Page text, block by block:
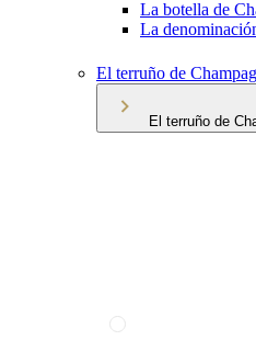
La botella de
La
El terruño de
El terruño de